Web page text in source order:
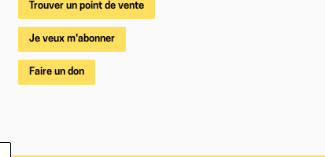
Trouver un point de vente
Je veux m'abonner
Faire un don